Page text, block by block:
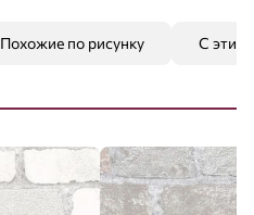
Похожие по рисунку С этим